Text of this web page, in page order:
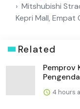
Mitshubishi
Kepri Mall, Empat
Related
Pemprov
4 hours